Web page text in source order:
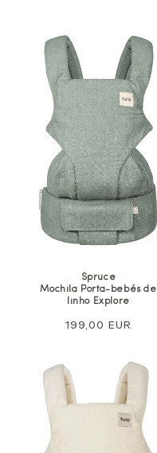
Spruce
Mochila Porta-bebés de
linho Explore
Preço
199,00 EUR